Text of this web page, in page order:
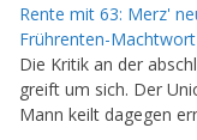
Rente mit 63: Merz'
Frührenten-Machtwort
Die Kritik an der
greift um sich. Der
Mann keilt dagegen